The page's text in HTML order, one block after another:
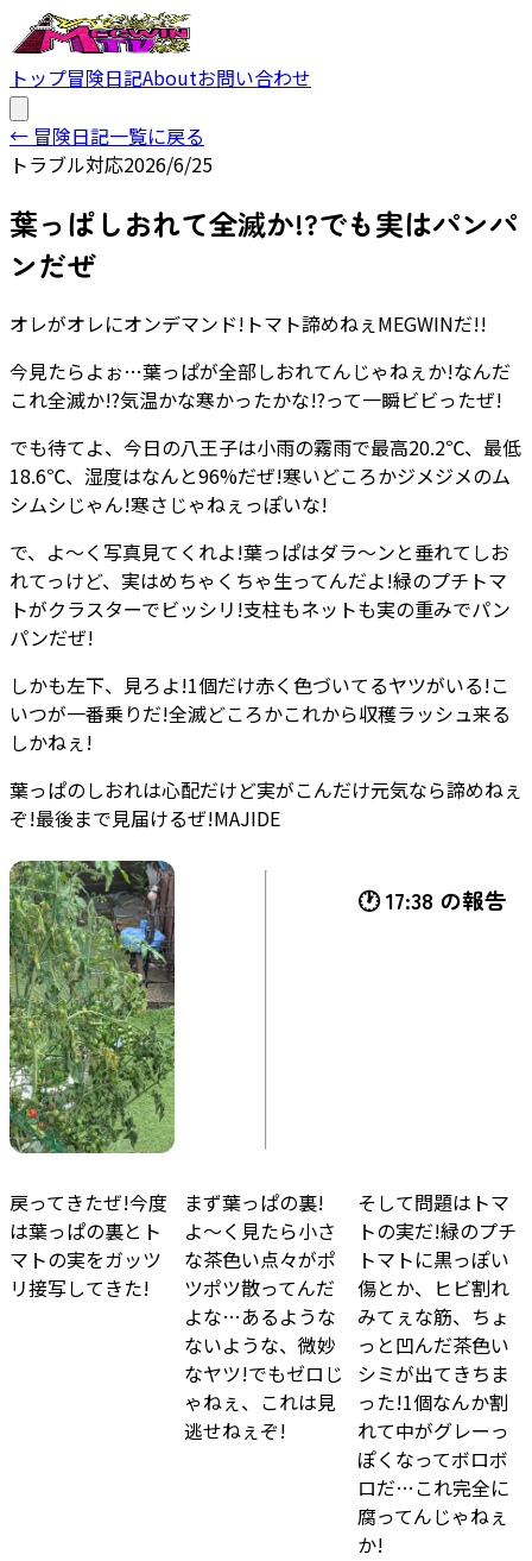
トップ冒険日記Aboutお問い合わせ
← 冒険日記一覧に戻る
トラブル対応2026/6/25
葉っぱしおれて全滅か!?でも実はパンパ
ンだぜ
オレがオレにオンデマンド!トマト諦めねぇMEGWINだ!!
今見たらよぉ…葉っぱが全部しおれてんじゃねぇか!なんだ
これ全滅か!?気温かな寒かったかな!?って一瞬ビビったぜ!
でも待てよ、今日の八王子は小雨の霧雨で最高20.2℃、最低
18.6℃、湿度はなんと96%だぜ!寒いどころかジメジメのム
シムシじゃん!寒さじゃねぇっぽいな!
で、よ〜く写真見てくれよ!葉っぱはダラ〜ンと垂れてしお
れてっけど、実はめちゃくちゃ生ってんだよ!緑のプチトマ
トがクラスターでビッシリ!支柱もネットも実の重みでパン
パンだぜ!
しかも左下、見ろよ!1個だけ赤く色づいてるヤツがいる!こ
いつが一番乗りだ!全滅どころかこれから収穫ラッシュ来る
しかねぇ!
葉っぱのしおれは心配だけど実がこんだけ元気なら諦めねぇ
ぞ!最後まで見届けるぜ!MAJIDE
🕐 17:38 の報告
戻ってきたぜ!今度
は葉っぱの裏とト
マトの実をガッツ
リ接写してきた!
まず葉っぱの裏!
よ〜く見たら小さ
な茶色い点々がポ
ツポツ散ってんだ
よな…あるような
ないような、微妙
なヤツ!でもゼロじ
ゃねぇ、これは見
逃せねぇぞ!
そして問題はトマ
トの実だ!緑のプチ
トマトに黒っぽい
傷とか、ヒビ割れ
みてぇな筋、ちょ
っと凹んだ茶色い
シミが出てきちま
った!1個なんか割
れて中がグレーっ
ぽくなってボロボ
ロだ…これ完全に
腐ってんじゃねぇ
か!